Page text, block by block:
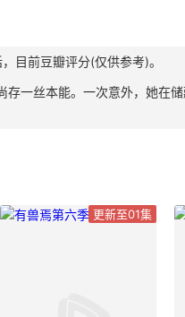
目前豆瓣评分(仅供参考)。
一丝本能。一次意外，她在
更新至01集